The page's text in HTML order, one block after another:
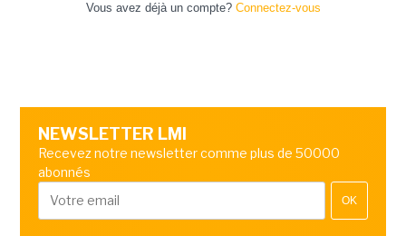
Vous avez déjà un compte? Connectez-vous
NEWSLETTER LMI
Recevez notre newsletter comme plus de 50000
abonnés
OK